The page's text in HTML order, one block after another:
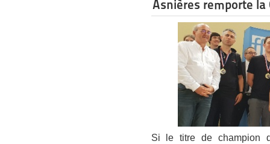
Asnières remporte la
Si le titre de champion